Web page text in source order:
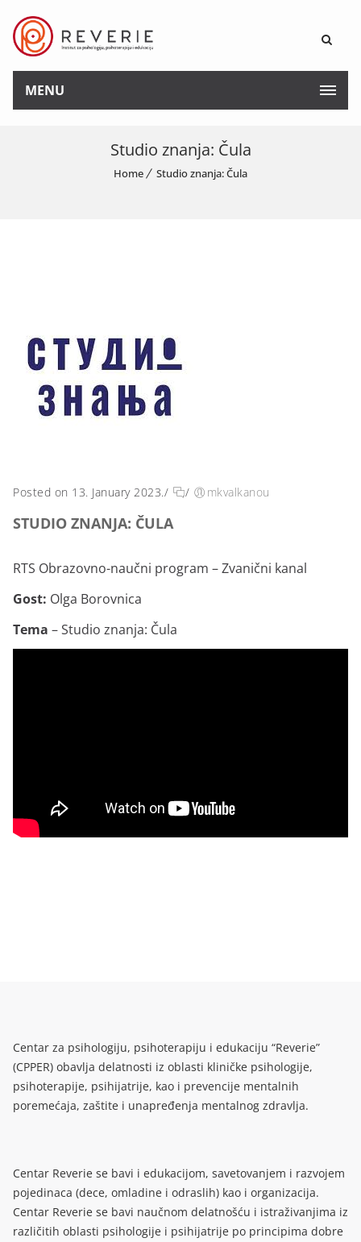
MENU
Studio znanja: Čula
Home Studio znanja: Čula
Posted on 13. January 2023./ / mkvalkanou
STUDIO ZNANJA: ČULA
RTS Obrazovno-naučni program – Zvanični kanal
Gost: Olga Borovnica
Tema – Studio znanja: Čula
Centar za psihologiju, psihoterapiju i edukaciju “Reverie”
(CPPER) obavlja delatnosti iz oblasti kliničke psihologije,
psihoterapije, psihijatrije, kao i prevencije mentalnih
poremećaja, zaštite i unapređenja mentalnog zdravlja.
Centar Reverie se bavi i edukacijom, savetovanjem i razvojem
pojedinaca (dece, omladine i odraslih) kao i organizacija.
Centar Reverie se bavi naučnom delatnošću i istraživanjima iz
različitih oblasti psihologije i psihijatrije po principima dobre